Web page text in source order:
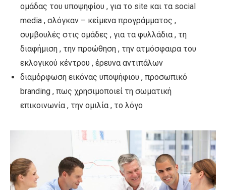
ομάδας του υποψηφίου , για το site και τα social
media , σλόγκαν – κείμενα προγράμματος ,
συμβουλές στις ομάδες , για τα φυλλάδια , τη
διαφήμιση , την προώθηση , την ατμόσφαιρα του
εκλογικού κέντρου , έρευνα αντιπάλων
διαμόρφωση εικόνας υποψήφιου , προσωπικό
branding , πως χρησιμοποιεί τη σωματική
επικοινωνία , την ομιλία , το λόγο